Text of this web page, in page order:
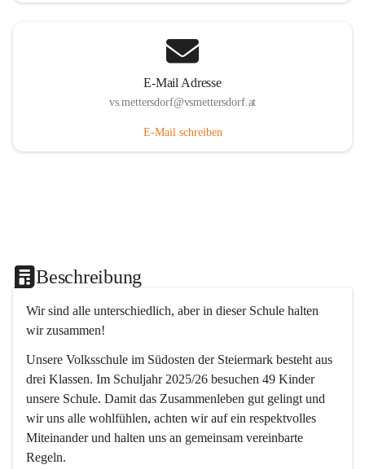
E-Mail Adresse
vs.mettersdorf@vsmettersdorf.at
E-Mail schreiben
Beschreibung
Wir sind alle unterschiedlich, aber in dieser Schule halten
wir zusammen!
Unsere Volksschule im Südosten der Steiermark besteht aus
drei Klassen. Im Schuljahr 2025/26 besuchen 49 Kinder
unsere Schule. Damit das Zusammenleben gut gelingt und
wir uns alle wohlfühlen, achten wir auf ein respektvolles
Miteinander und halten uns an gemeinsam vereinbarte
Regeln.